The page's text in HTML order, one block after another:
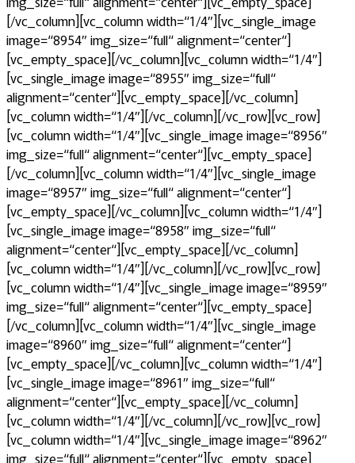
[/vc_column][vc_column width=“1/4″][vc_single_image
image=“8954″ img_size=“full“ alignment=“center“]
[vc_empty_space][/vc_column][vc_column width=“1/4″]
[vc_single_image image=“8955″ img_size=“full“
alignment=“center“][vc_empty_space][/vc_column]
[vc_column width=“1/4″][/vc_column][/vc_row][vc_row]
[vc_column width=“1/4″][vc_single_image image=“8956″
img_size=“full“ alignment=“center“][vc_empty_space]
[/vc_column][vc_column width=“1/4″][vc_single_image
image=“8957″ img_size=“full“ alignment=“center“]
[vc_empty_space][/vc_column][vc_column width=“1/4″]
[vc_single_image image=“8958″ img_size=“full“
alignment=“center“][vc_empty_space][/vc_column]
[vc_column width=“1/4″][/vc_column][/vc_row][vc_row]
[vc_column width=“1/4″][vc_single_image image=“8959″
img_size=“full“ alignment=“center“][vc_empty_space]
[/vc_column][vc_column width=“1/4″][vc_single_image
image=“8960″ img_size=“full“ alignment=“center“]
[vc_empty_space][/vc_column][vc_column width=“1/4″]
[vc_single_image image=“8961″ img_size=“full“
alignment=“center“][vc_empty_space][/vc_column]
[vc_column width=“1/4″][/vc_column][/vc_row][vc_row]
[vc_column width=“1/4″][vc_single_image image=“8962″
img_size=“full“ alignment=“center“][vc_empty_space]